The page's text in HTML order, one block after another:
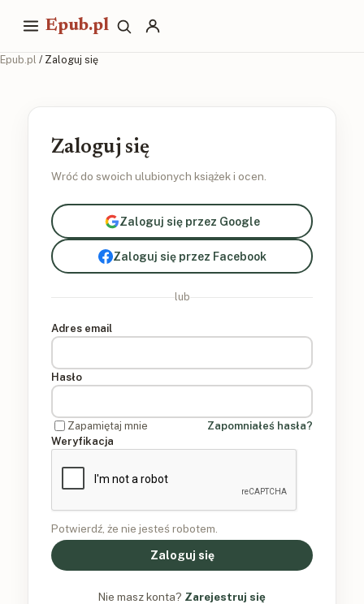
Epub.pl
Epub.pl / Zaloguj się
Zaloguj się
Wróć do swoich ulubionych książek i ocen.
Zaloguj się przez Google
Zaloguj się przez Facebook
lub
Adres email
Hasło
Zapamiętaj mnie
Zapomniałeś hasła?
Weryfikacja
Potwierdź, że nie jesteś robotem.
Zaloguj się
Nie masz konta? Zarejestruj się